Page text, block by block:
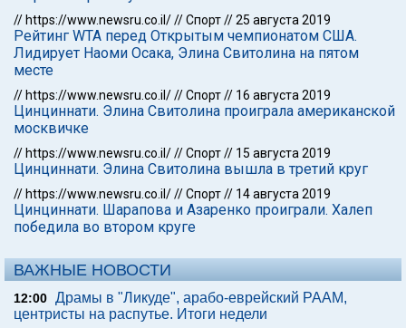
// https://www.newsru.co.il///Спорт//25 августа 2019
Рейтинг WTA перед Открытым чемпионатом США.
Лидирует Наоми Осака, Элина Свитолина на пятом
месте
// https://www.newsru.co.il///Спорт// 16 августа 2019
Цинциннати. Элина Свитолина проиграла американской
москвичке
// https://www.newsru.co.il///Спорт// 15 августа 2019
Цинциннати. Элина Свитолина вышла в третий круг
// https://www.newsru.co.il///Спорт// 14 августа 2019
Цинциннати. Шарапова и Азаренко проиграли. Халеп
победила во втором круге
ВАЖНЫЕ НОВОСТИ
12:00 Драмы в "Ликуде", арабо-еврейский РААМ,
центристы на распутье. Итоги недели